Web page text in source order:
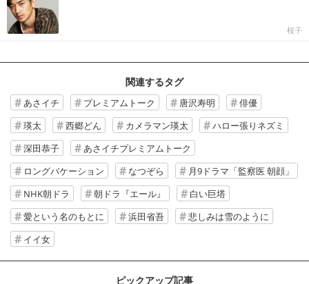
桜子
関連するタグ
あさイチ プレミアムトーク 唐沢寿明
俳優
瑛太
西郷どん カメラマン瑛太
ハロー張りネズミ
深田恭子
あさイチプレミアムトーク
ロングバケーション
なつぞら
月9ドラマ「監察医 朝顔」
NHK朝ドラ
朝ドラ『エール』
白い巨塔
愛という名のもとに
浜田省吾
悲しみは雪のように
イイ女
ピックアップ記事